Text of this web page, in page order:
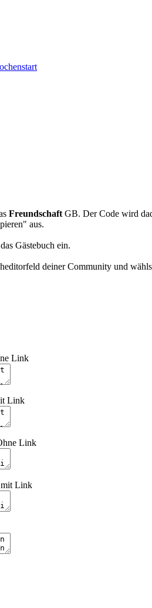
Freundschaft GB. Der Code wird
aus.
Gästebuch ein.
deiner Community und
Link
Link
Link
Link